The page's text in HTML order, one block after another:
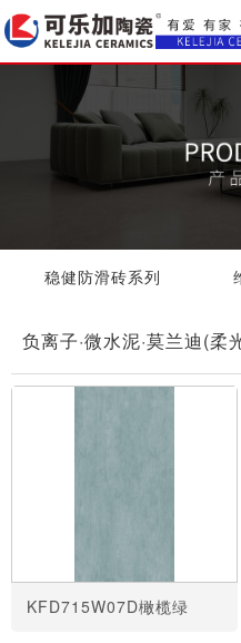
稳健防滑砖系列
负离子·微水泥·莫兰迪(柔
KFD715W07D橄榄绿